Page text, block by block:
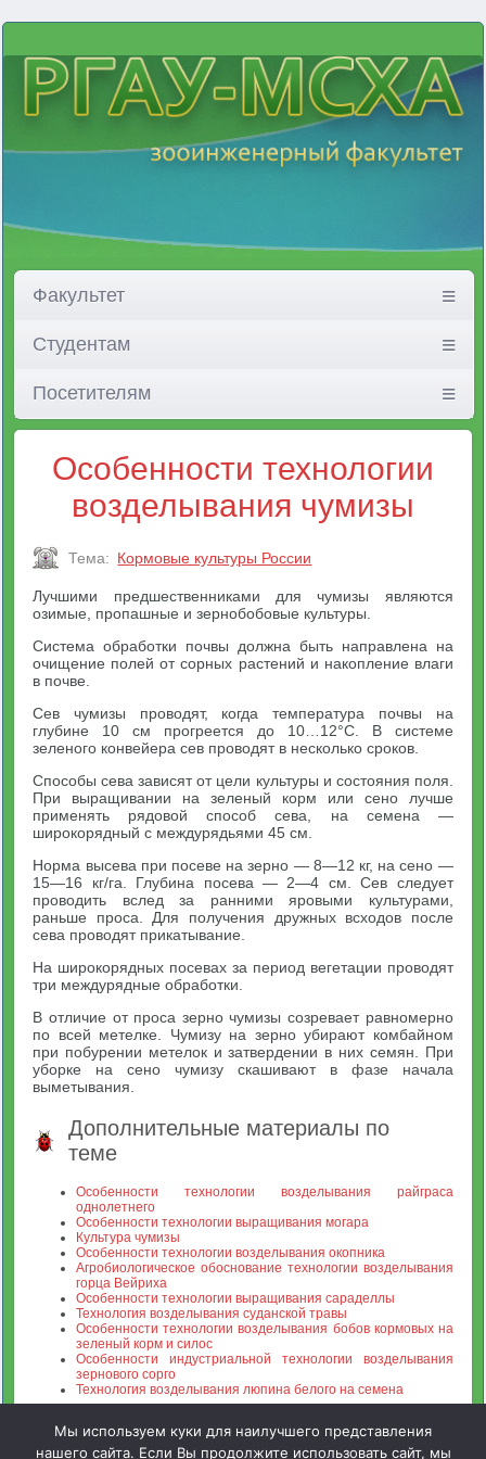
Факультет
Студентам
Посетителям
Особенности технологии
возделывания чумизы
Тема: Кормовые культуры России
Лучшими предшественниками для чумизы являются
озимые, пропашные и зернобобовые культуры.
Система обработки почвы должна быть направлена на
очищение полей от сорных растений и накопление влаги
в почве.
Сев чумизы проводят, когда температура почвы на
глубине 10 см прогреется до 10…12°С. В системе
зеленого конвейера сев проводят в несколько сроков.
Способы сева зависят от цели культуры и состояния поля.
При выращивании на зеленый корм или сено лучше
применять рядовой способ сева, на семена —
широкорядный с междурядьями 45 см.
Норма высева при посеве на зерно — 8—12 кг, на сено —
15—16 кг/га. Глубина посева — 2—4 см. Сев следует
проводить вслед за ранними яровыми культурами,
раньше проса. Для получения дружных всходов после
сева проводят прикатывание.
На широкорядных посевах за период вегетации проводят
три междурядные обработки.
В отличие от проса зерно чумизы созревает равномерно
по всей метелке. Чумизу на зерно убирают комбайном
при побурении метелок и затвердении в них семян. При
уборке на сено чумизу скашивают в фазе начала
выметывания.
Дополнительные материалы по
теме
Особенности технологии возделывания райграса
однолетнего
Особенности технологии выращивания могара
Культура чумизы
Особенности технологии возделывания окопника
Агробиологическое обоснование технологии возделывания
горца Вейриха
Особенности технологии выращивания сараделлы
Технология возделывания суданской травы
Особенности технологии возделывания бобов кормовых на
зеленый корм и силос
Особенности индустриальной технологии возделывания
зернового сорго
Технология возделывания люпина белого на семена
Мы используем куки для наилучшего представления
нашего сайта. Если Вы продолжите использовать сайт, мы